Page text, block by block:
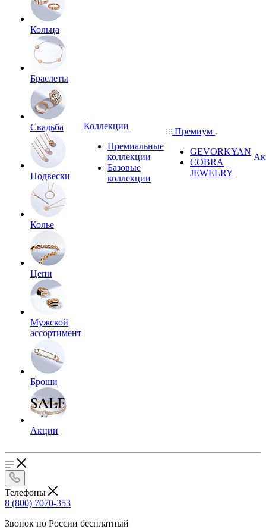
Кольца
Браслеты
Свадьба
Подвески
Колье
Цепи
Мужской
ассортимент
Броши
Акции
Коллекции
Премиальные
коллекции
Базовые
коллекции
Премиум
GEVORKYAN
COBRA
JEWELRY
Телефоны
8 (800) 7070-353
Звонок по России бесплатный